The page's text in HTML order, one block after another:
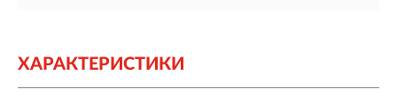
ХАРАКТЕРИСТИКИ